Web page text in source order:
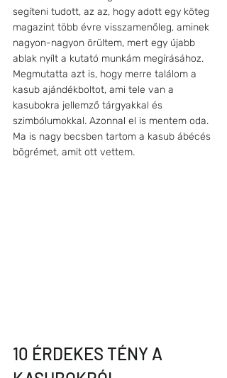
segíteni tudott, az az, hogy adott egy köteg
magazint több évre visszamenőleg, aminek
nagyon-nagyon örültem, mert egy újabb
ablak nyílt a kutató munkám megírásához.
Megmutatta azt is, hogy merre találom a
kasub ajándékboltot, ami tele van a
kasubokra jellemző tárgyakkal és
szimbólumokkal. Azonnal el is mentem oda.
Ma is nagy becsben tartom a kasub ábécés
bögrémet, amit ott vettem.
10 ÉRDEKES TÉNY A